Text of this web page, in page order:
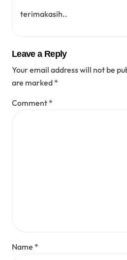
terimakasih..
Leave a Reply
Your email address will not be
are marked *
Comment *
Name *